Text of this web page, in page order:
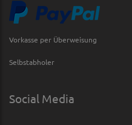
Vorkasse per Überweisung
Selbstabholer
Social Media